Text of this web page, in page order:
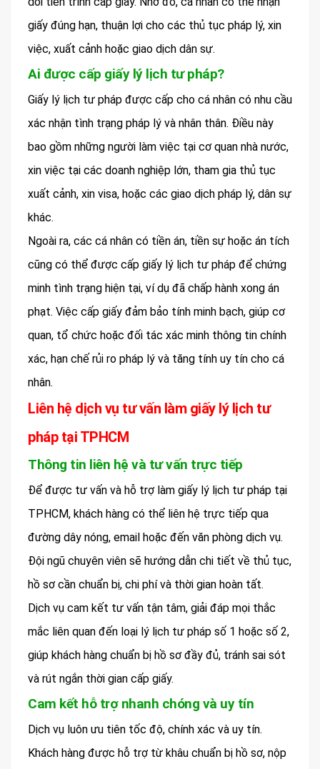
giấy đúng hạn, thuận lợi cho các thủ tục pháp lý, xin
việc, xuất cảnh hoặc giao dịch dân sự.
Ai được cấp giấy lý lịch tư pháp?
Giấy lý lịch tư pháp được cấp cho cá nhân có nhu cầu
xác nhận tình trạng pháp lý và nhân thân. Điều này
bao gồm những người làm việc tại cơ quan nhà nước,
xin việc tại các doanh nghiệp lớn, tham gia thủ tục
xuất cảnh, xin visa, hoặc các giao dịch pháp lý, dân sự
khác.
Ngoài ra, các cá nhân có tiền án, tiền sự hoặc án tích
cũng có thể được cấp giấy lý lịch tư pháp để chứng
minh tình trạng hiện tại, ví dụ đã chấp hành xong án
phạt. Việc cấp giấy đảm bảo tính minh bạch, giúp cơ
quan, tổ chức hoặc đối tác xác minh thông tin chính
xác, hạn chế rủi ro pháp lý và tăng tính uy tín cho cá
nhân.
Liên hệ dịch vụ tư vấn làm giấy lý lịch tư
pháp tại TPHCM
Thông tin liên hệ và tư vấn trực tiếp
Để được tư vấn và hỗ trợ làm giấy lý lịch tư pháp tại
TPHCM, khách hàng có thể liên hệ trực tiếp qua
đường dây nóng, email hoặc đến văn phòng dịch vụ.
Đội ngũ chuyên viên sẽ hướng dẫn chi tiết về thủ tục,
hồ sơ cần chuẩn bị, chi phí và thời gian hoàn tất.
Dịch vụ cam kết tư vấn tận tâm, giải đáp mọi thắc
mắc liên quan đến loại lý lịch tư pháp số 1 hoặc số 2,
giúp khách hàng chuẩn bị hồ sơ đầy đủ, tránh sai sót
và rút ngắn thời gian cấp giấy.
Cam kết hỗ trợ nhanh chóng và uy tín
Dịch vụ luôn ưu tiên tốc độ, chính xác và uy tín.
Khách hàng được hỗ trợ từ khâu chuẩn bị hồ sơ, nộp